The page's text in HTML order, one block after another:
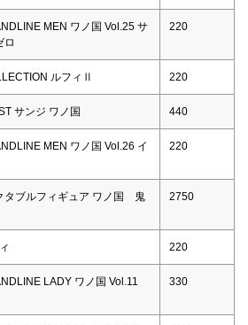
MEN ワノ国 Vol.25 サ
ロ
220
ルフィⅡ 220
サンジ ワノ国 440
MEN ワノ国 Vol.26 イ
220
タブルフィギュア ワノ国 鬼
2750
220
LADY ワノ国 Vol.11
330